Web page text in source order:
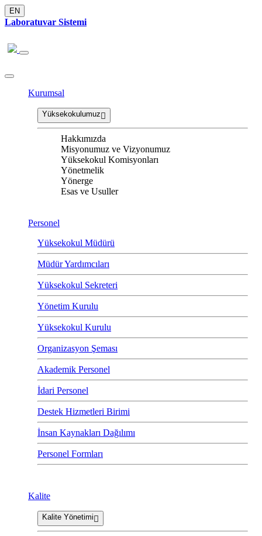
EN
Laboratuvar Sistemi
Kurumsal
Yüksekokulumuz
Hakkımızda
Misyonumuz ve Vizyonumuz
Yüksekokul Komisyonları
Yönetmelik
Yönerge
Esas ve Usuller
Personel
Yüksekokul Müdürü
Müdür Yardımcıları
Yüksekokul Sekreteri
Yönetim Kurulu
Yüksekokul Kurulu
Organizasyon Şeması
Akademik Personel
İdari Personel
Destek Hizmetleri Birimi
İnsan Kaynakları Dağılımı
Personel Formları
Kalite
Kalite Yönetimi